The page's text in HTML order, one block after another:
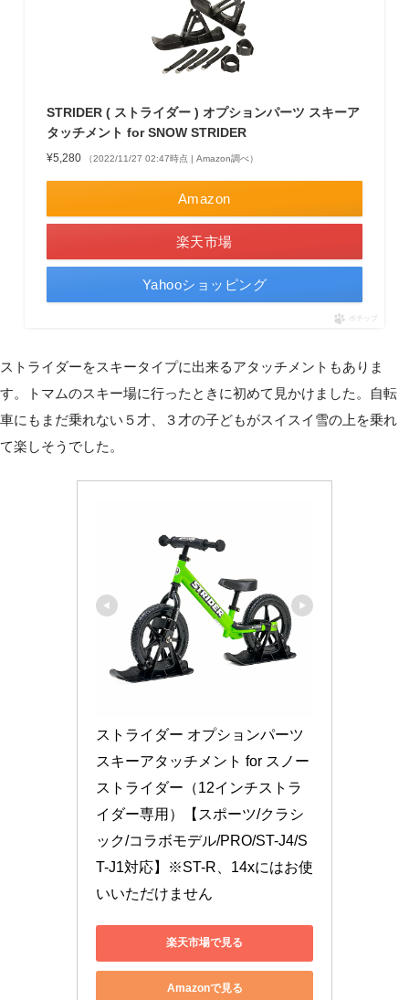
STRIDER ( ストライダー ) オプションパーツ スキーア
タッチメント for SNOW STRIDER
¥5,280 （2022/11/27 02:47時点 | Amazon調べ）
Amazon
楽天市場
Yahooショッピング
ポチップ
ストライダーをスキータイプに出来るアタッチメントもありま
す。トマムのスキー場に行ったときに初めて見かけました。自転
車にもまだ乗れない５才、３才の子どもがスイスイ雪の上を乗れ
て楽しそうでした。
ストライダー オプションパーツ
スキーアタッチメント for スノー
ストライダー（12インチストラ
イダー専用）【スポーツ/クラシ
ック/コラボモデル/PRO/ST-J4/S
T-J1対応】※ST-R、14xにはお使
いいただけません
楽天市場で見る
Amazonで見る